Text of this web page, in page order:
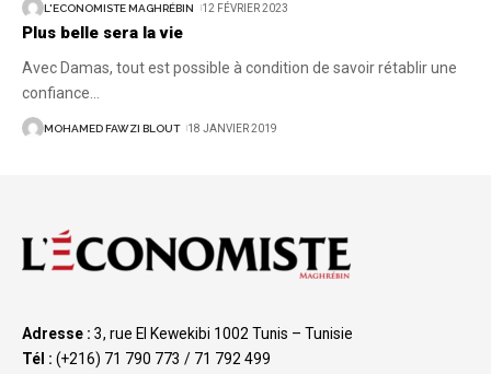
L'ECONOMISTE MAGHRÉBIN 12 FÉVRIER 2023
Plus belle sera la vie
Avec Damas, tout est possible à condition de savoir rétablir une
confiance
MOHAMED FAWZI BLOUT 18 JANVIER 2019
Adresse : 3, rue El Kewekibi 1002 Tunis – Tunisie
Tél : (+216) 71 790 773 / 71 792 499